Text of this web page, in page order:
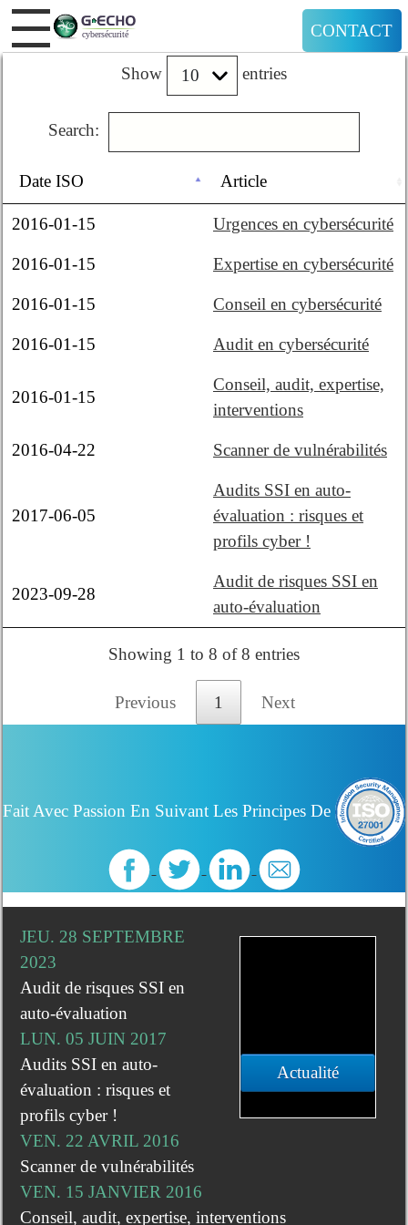
CONTACT
Show entries
Search:
Date ISO Article
2016-01-15 Urgences en cybersécurité
2016-01-15 Expertise en cybersécurité
2016-01-15 Conseil en cybersécurité
2016-01-15 Audit en cybersécurité
2016-01-15
Conseil, audit, expertise,
interventions
2016-04-22 Scanner de vulnérabilités
2017-06-05
Audits SSI en auto-
évaluation : risques et
profils cyber !
2023-09-28
Audit de risques SSI en
auto-évaluation
Showing 1 to 8 of 8 entries
Previous 1 Next
Fait Avec Passion En Suivant Les Principes De
Actualité
JEU. 28 SEPTEMBRE
2023
Audit de risques SSI en
auto-évaluation
LUN. 05 JUIN 2017
Audits SSI en auto-
évaluation : risques et
profils cyber !
VEN. 22 AVRIL 2016
Scanner de vulnérabilités
VEN. 15 JANVIER 2016
Conseil, audit, expertise, interventions